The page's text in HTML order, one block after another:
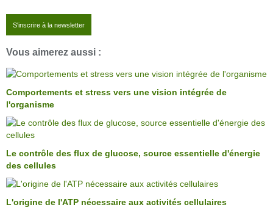
S'inscrire à la newsletter
Vous aimerez aussi :
Comportements et stress vers une vision intégrée de
l'organisme
Le contrôle des flux de glucose, source essentielle d'énergie
des cellules
L'origine de l'ATP nécessaire aux activités cellulaires